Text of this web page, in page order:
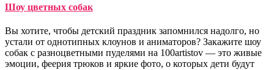
Шоу цветных собак
Вы хотите, чтобы детский праздник запомнился надолго, но
устали от однотипных клоунов и аниматоров? Закажите шоу
собак с разноцветными пуделями на 100artistov — это живые
эмоции, феерия трюков и яркие фото, о которых дети будут